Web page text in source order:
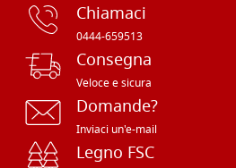
Chiamaci
0444-659513
Consegna
Veloce e sicura
Domande?
Inviaci un'e-mail
Legno FSC